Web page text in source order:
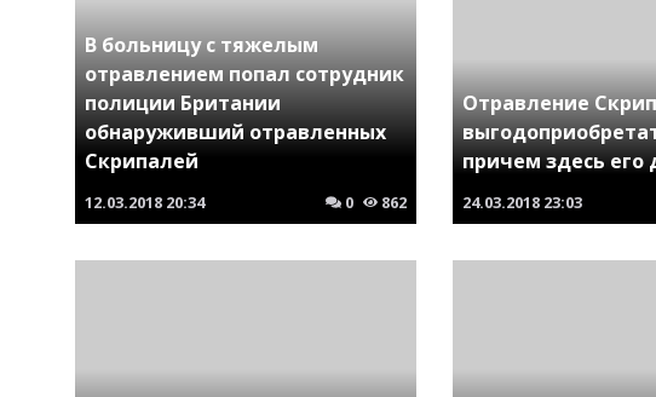
В больницу с тяжелым
отравлением попал сотрудник
полиции Британии
обнаруживший отравленных
Скрипалей
12.03.2018 20:34 0 862
Отравление
причем здесь его
24.03.2018 23:03